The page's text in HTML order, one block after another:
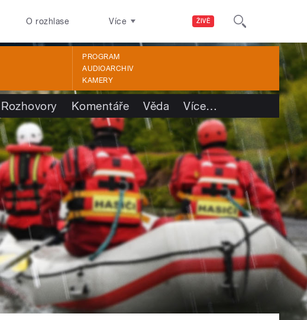
ŽIVĚ
O rozhlase Více
PROGRAM
AUDIOARCHIV
KAMERY
Rozhovory Komentáře Věda Více…